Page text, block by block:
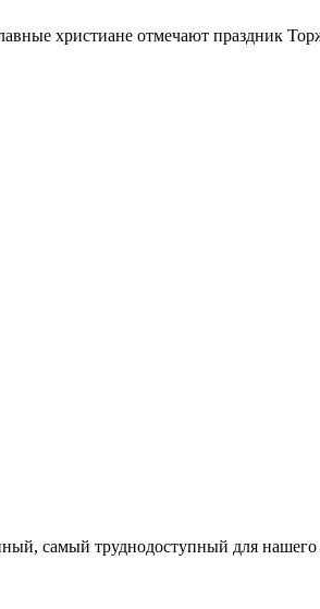
христиане отмечают праздник
самый труднодоступный для